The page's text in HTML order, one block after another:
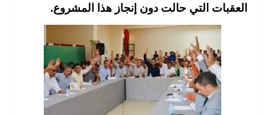
العقبات التي حالت دون إنجاز هذا المشروع.